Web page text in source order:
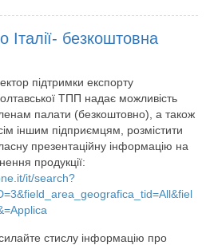
Італії- безкоштовна
підтримки експорту
ТПП надає можливість
палати (безкоштовно), а також
іншим підприємцям, розмістити
презентаційну інформацію на
продукції:
it/search?
стислу інформацію про